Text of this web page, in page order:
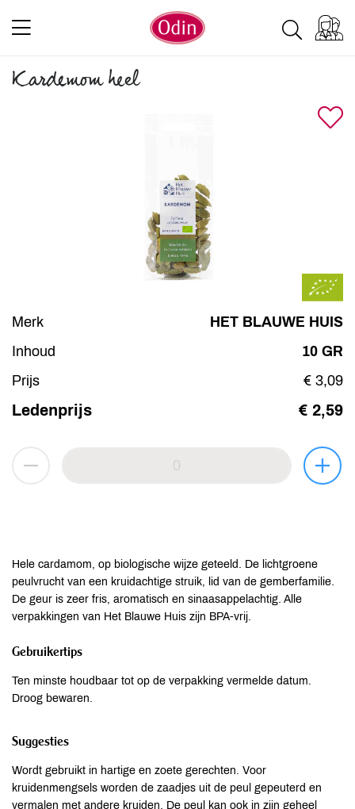
Kardemom heel
Merk
HET BLAUWE HUIS
Inhoud
10 GR
Prijs
€ 3,09
Ledenprijs € 2,59
Hele cardamom, op biologische wijze geteeld. De lichtgroene
peulvrucht van een kruidachtige struik, lid van de gemberfamilie.
De geur is zeer fris, aromatisch en sinaasappelachtig. Alle
verpakkingen van Het Blauwe Huis zijn BPA-vrij.
Gebruikertips
Ten minste houdbaar tot op de verpakking vermelde datum.
Droog bewaren.
Suggesties
Wordt gebruikt in hartige en zoete gerechten. Voor
kruidenmengsels worden de zaadjes uit de peul gepeuterd en
vermalen met andere kruiden. De peul kan ook in zijn geheel